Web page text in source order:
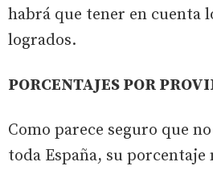
habrá que tener en cuenta
logrados.
PORCENTAJES POR
Como parece seguro que
toda España, su porcentaje